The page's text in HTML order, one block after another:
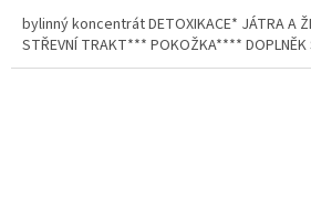
z
5
hvězdiček.
bylinný koncentrát DETOXIKACE* JÁTRA A
STŘEVNÍ TRAKT*** POKOŽKA**** DOPLNĚK